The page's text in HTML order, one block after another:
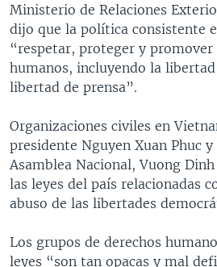
Ministerio de Relaciones
dijo que la política consistente
“respetar, proteger y promover
humanos, incluyendo la
libertad de prensa”.
Organizaciones civiles en
presidente Nguyen Xuan Phuc
Asamblea Nacional, Vuong
las leyes del país relacionadas
abuso de las libertades
Los grupos de derechos
leyes “son tan opacas y mal